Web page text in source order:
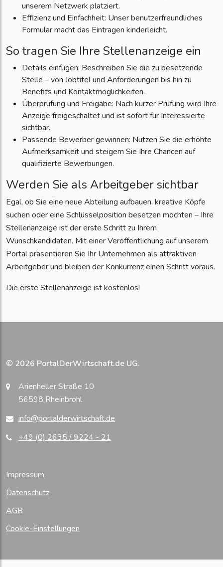
unserem Netzwerk platziert.
Effizienz und Einfachheit: Unser benutzerfreundliches
Formular macht das Eintragen kinderleicht.
So tragen Sie Ihre Stellenanzeige ein
Details einfügen: Beschreiben Sie die zu besetzende
Stelle – von Jobtitel und Anforderungen bis hin zu
Benefits und Kontaktmöglichkeiten.
Überprüfung und Freigabe: Nach kurzer Prüfung wird Ihre
Anzeige freigeschaltet und ist sofort für Interessierte
sichtbar.
Passende Bewerber gewinnen: Nutzen Sie die erhöhte
Aufmerksamkeit und steigern Sie Ihre Chancen auf
qualifizierte Bewerbungen.
Werden Sie als Arbeitgeber sichtbar
Egal, ob Sie eine neue Abteilung aufbauen, kreative Köpfe
suchen oder eine Schlüsselposition besetzen möchten – Ihre
Stellenanzeige ist der erste Schritt zu Ihrem
Wunschkandidaten. Mit einer Veröffentlichung auf unserem
Portal präsentieren Sie Ihr Unternehmen als attraktiven
Arbeitgeber und bleiben der Konkurrenz einen Schritt voraus.
Die erste Stellenanzeige ist kostenlos!
© 2026 PortalDerWirtschaft.de UG.
Arienheller Straße 10
56598 Rheinbrohl
info@portalderwirtschaft.de
+49 (0) 2635 / 9224 - 21
Impressum
Datenschutz
AGB
Cookie-Einstellungen